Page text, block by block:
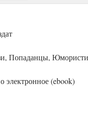
Попаданцы,
электронное (ebook)